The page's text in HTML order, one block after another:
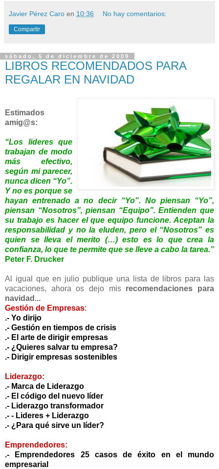
Javier Pérez Caro en 10:36 No hay comentarios:
Compartir
sábado, 5 de diciembre de 2009
LIBROS RECOMENDADOS PARA
REGALAR EN NAVIDAD
Estimados
amig@s:
“Los lideres que
trabajan de modo
más efectivo,
según mi parecer,
nunca dicen “Yo”.
Y no es porque se
hayan entrenado a no decir “Yo”. No piensan “Yo”,
piensan “Nosotros”, piensan “Equipo”. Entienden que
su trabajo es hacer el que equipo funcione. Aceptan la
responsabilidad y no la eluden, pero el “Nosotros” es
quien se lleva el merito (…) esto es lo que crea la
confianza, lo que te permite que se lleve a cabo la tarea.”
Peter F. Drucker
Al igual que en julio publique una lista de libros para las
vacaciones, ahora os dejo mis recomendaciones para
navidad...
Gestión de Empresas:
.- Yo dirijo
.- Gestión en tiempos de crisis
.- El arte de dirigir empresas
.- ¿Quieres salvar tu empresa?
.- Dirigir empresas sostenibles
Liderazgo:
.- Marca de Liderazgo
.- El código del nuevo líder
.- Liderazgo transformador
.- - Lideres + Liderazgo
.- ¿Para qué sirve un líder?
Emprendedores:
.-
Emprendedores 25 casos de éxito en el mundo
empresarial